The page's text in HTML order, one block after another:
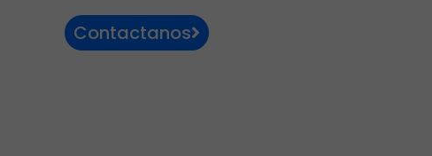
Contactanos